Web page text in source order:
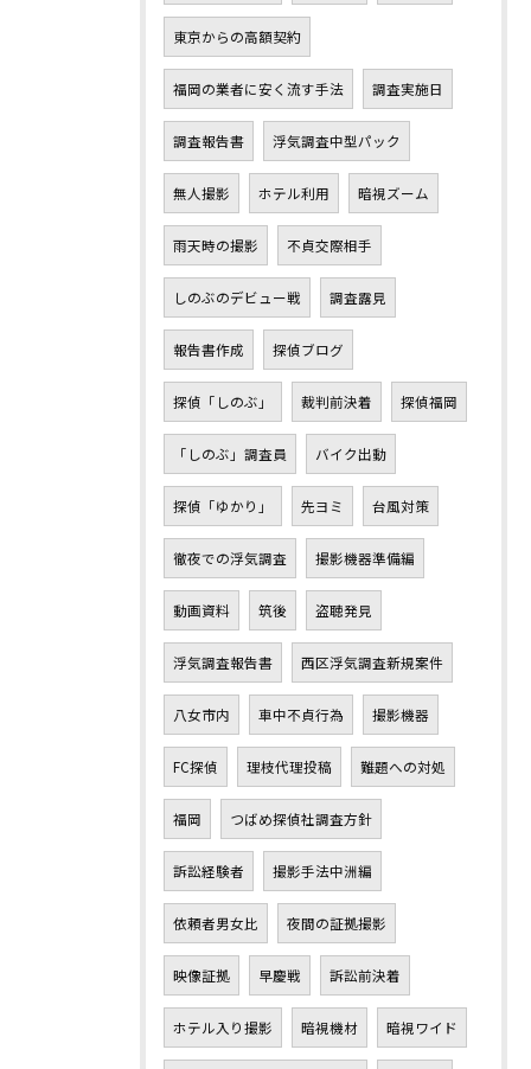
東京からの高額契約
福岡の業者に安く流す手法 調査実施日
調査報告書 浮気調査中型パック
無人撮影 ホテル利用 暗視ズーム
雨天時の撮影 不貞交際相手
しのぶのデビュー戦 調査露見
報告書作成 探偵ブログ
探偵「しのぶ」 裁判前決着 探偵福岡
「しのぶ」調査員 バイク出動
探偵「ゆかり」 先ヨミ 台風対策
徹夜での浮気調査 撮影機器準備編
動画資料 筑後 盗聴発見
浮気調査報告書 西区浮気調査新規案件
八女市内 車中不貞行為 撮影機器
FC探偵 理枝代理投稿 難題への対処
福岡 つばめ探偵社調査方針
訴訟経験者 撮影手法中洲編
依頼者男女比 夜間の証拠撮影
映像証拠 早慶戦 訴訟前決着
ホテル入り撮影 暗視機材 暗視ワイド